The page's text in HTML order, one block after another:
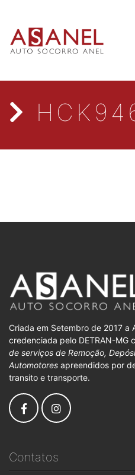
Criada em Setembro de 2017 a
credenciada pelo DETRAN-MG
de serviços de Remoção,
Automotores apreendidos por
transito e transporte.
Contatos